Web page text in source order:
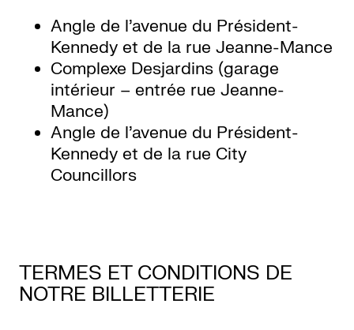
Angle de l’avenue du Président-
Kennedy et de la rue Jeanne-Mance
Complexe Desjardins (garage
intérieur – entrée rue Jeanne-
Mance)
Angle de l’avenue du Président-
Kennedy et de la rue City
Councillors
TERMES ET CONDITIONS DE
NOTRE BILLETTERIE